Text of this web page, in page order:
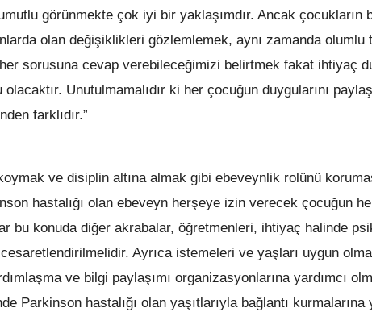
görünmekte çok iyi bir yaklaşımdır. Ancak çocukların
olan değişiklikleri gözlemlemek, aynı zamanda olumlu
sorusuna cevap verebileceğimizi belirtmek fakat ihtiyaç
Unutulmamalıdır ki her çocuğun duygularını
farklıdır.”
ve disiplin altına almak gibi ebeveynlik rolünü
hastalığı olan ebeveyn herşeye izin verecek çocuğun
bu konuda diğer akrabalar, öğretmenleri, ihtiyaç halinde
Ayrıca istemeleri ve yaşları uygun
ve bilgi paylaşımı organizasyonlarına yardımcı
Parkinson hastalığı olan yaşıtlarıyla bağlantı kurmalarına